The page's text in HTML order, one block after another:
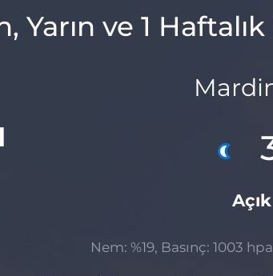
Yarın ve 1
Açık
Nem: %19, Basınç: 1003